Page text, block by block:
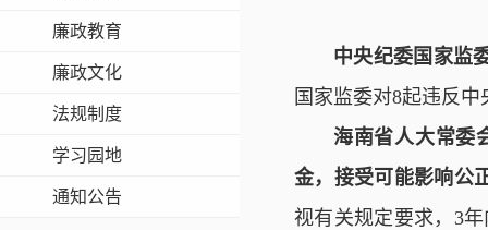
廉政教育
廉政文化
法规制度
学习园地
通知公告
中央纪委国家监
国家监委对8起违反
海南省人大常委
金，接受可能影响公
视有关规定要求，3